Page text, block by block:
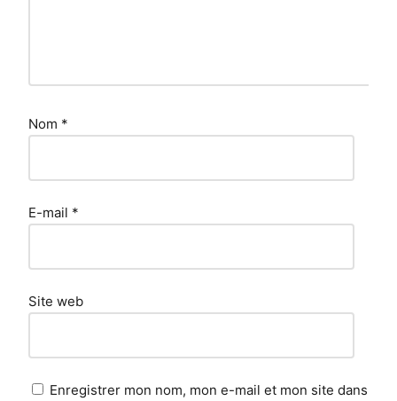
Nom *
E-mail *
Site web
Enregistrer mon nom, mon e-mail et mon site dans